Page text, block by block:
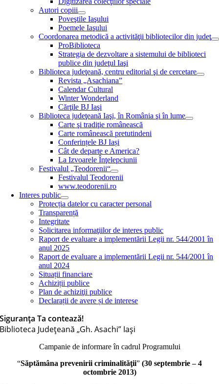
Autori copiii
Poveştile Iaşului
Poemele Iaşului
Coordonarea metodică a activităţii bibliotecilor din judeţ
ProBiblioteca
Strategia de dezvoltare a sistemului de biblioteci
publice din judeţul Iaşi
Biblioteca judeţeană, centru editorial şi de cercetare
Revista „Asachiana”
Calendar Cultural
Winter Wonderland
Cărţile BJ Iaşi
Biblioteca judeţeană Iaşi, în România şi în lume
Carte şi tradiţie românească
Carte românească pretutindeni
Conferințele BJ Iași
Cât de departe e America?
La Izvoarele Înţelepciunii
Festivalul „Teodorenii“
Festivalul Teodorenii
www.teodorenii.ro
Interes public
Protecția datelor cu caracter personal
Transparență
Integritate
Solicitarea informaţiilor de interes public
Raport de evaluare a implementării Legii nr. 544/2001 în
anul 2025
Raport de evaluare a implementării Legii nr. 544/2001 în
anul 2024
Situații financiare
Achiziții publice
Plan de achiziţii publice
Declarații de avere și de interese
Siguranța Ta contează!
Biblioteca Judeţeană „Gh. Asachi” Iaşi
Campanie de informare în cadrul Programului
“Săptămâna prevenirii criminalităţii” (30 septembrie – 4
octombrie 2013)